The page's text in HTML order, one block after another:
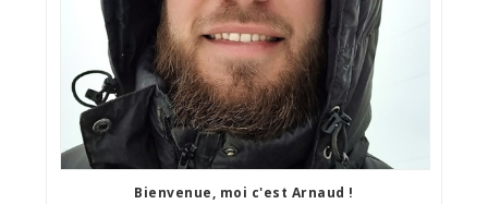
Bienvenue, moi c'est Arnaud !